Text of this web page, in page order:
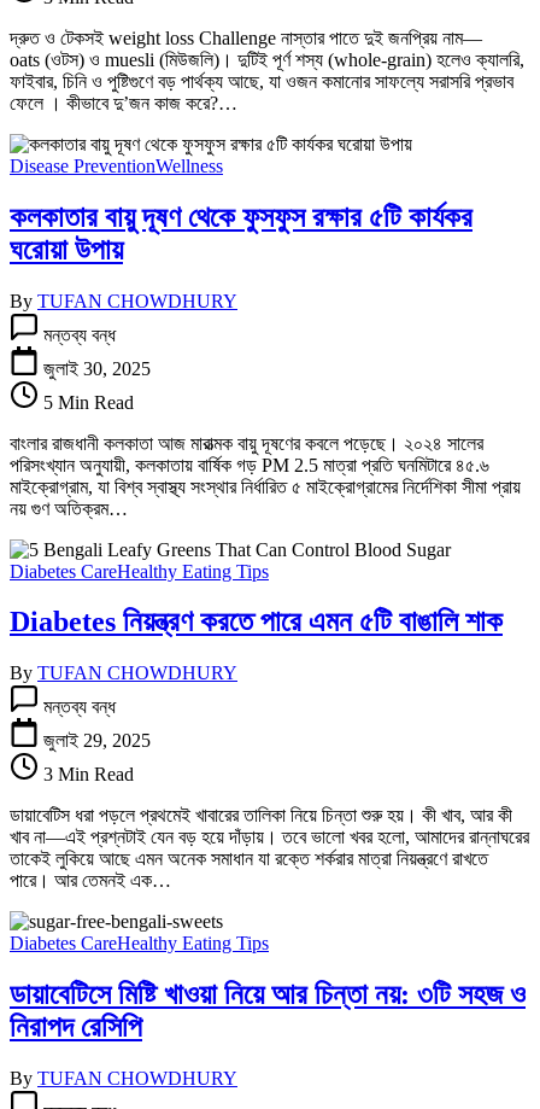
কোনটা
বেশি
সহায়ক?
তে
দ্রুত ও টেকসই weight loss Challenge নাস্তার পাতে দুই জনপ্রিয় নাম—
oats (ওটস) ও muesli (মিউজলি)। দুটিই পূর্ণ শস্য (whole-grain) হলেও ক্যালরি,
ফাইবার, চিনি ও পুষ্টিগুণে বড় পার্থক্য আছে, যা ওজন কমানোর সাফল্যে সরাসরি প্রভাব
ফেলে । কীভাবে দু’জন কাজ করে?…
Disease PreventionWellness
কলকাতার বায়ু দূষণ থেকে ফুসফুস রক্ষার ৫টি কার্যকর
ঘরোয়া উপায়
By TUFAN CHOWDHURY
বায়ু
দূষণ
থেকে
ফুসফুস
৫টি
কার্যকর
ঘরোয়া
উপায়
তে
মন্তব্য বন্ধ
জুলাই 30, 2025
5 Min Read
বাংলার রাজধানী কলকাতা আজ মারাত্মক বায়ু দূষণের কবলে পড়েছে। ২০২৪ সালের
পরিসংখ্যান অনুযায়ী, কলকাতায় বার্ষিক গড় PM 2.5 মাত্রা প্রতি ঘনমিটারে ৪৫.৬
মাইক্রোগ্রাম, যা বিশ্ব স্বাস্থ্য সংস্থার নির্ধারিত ৫ মাইক্রোগ্রামের নির্দেশিকা সীমা প্রায়
নয় গুণ অতিক্রম…
Diabetes CareHealthy Eating Tips
Diabetes নিয়ন্ত্রণ করতে পারে এমন ৫টি বাঙালি শাক
By TUFAN CHOWDHURY
নিয়ন্ত্রণ
করতে
পারে
এমন
৫টি
বাঙালি
শাক
তে
মন্তব্য বন্ধ
জুলাই 29, 2025
3 Min Read
ডায়াবেটিস ধরা পড়লে প্রথমেই খাবারের তালিকা নিয়ে চিন্তা শুরু হয়। কী খাব, আর কী
খাব না—এই প্রশ্নটাই যেন বড় হয়ে দাঁড়ায়। তবে ভালো খবর হলো, আমাদের রান্নাঘরের
তাকেই লুকিয়ে আছে এমন অনেক সমাধান যা রক্তে শর্করার মাত্রা নিয়ন্ত্রণে রাখতে
পারে। আর তেমনই এক…
Diabetes CareHealthy Eating Tips
ডায়াবেটিসে মিষ্টি খাওয়া নিয়ে আর চিন্তা নয়: ৩টি সহজ ও
নিরাপদ রেসিপি
By TUFAN CHOWDHURY